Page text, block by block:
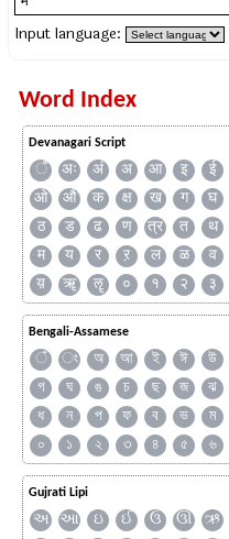
Input language:
Word Index
Devanagari Script
ँ अः अं अ आ इ ई
ओ
औ क क्ष ख ग घ
ठ
ड ढ ण त्र त थ
म
य र ऱ ल ळ व
य़
ॠ ॡ ० १ २ ३
Bengali-Assamese
ঁ ং অ আ ই ঈ উ
গ
ঘ ঙ চ ছ জ ঝ
ধ
ন প ফ ব ভ ম
০
১ ২ ৩ ৪ ৫ ৬
Gujrati Lipi
અ આ ઇ ઈ ઉ ઊ ઋ